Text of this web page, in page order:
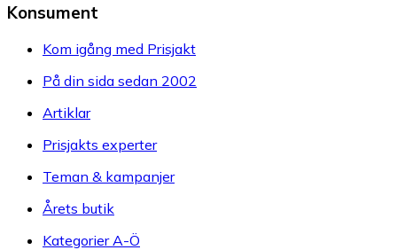
Konsument
Kom igång med Prisjakt
På din sida sedan 2002
Artiklar
Prisjakts experter
Teman & kampanjer
Årets butik
Kategorier A-Ö